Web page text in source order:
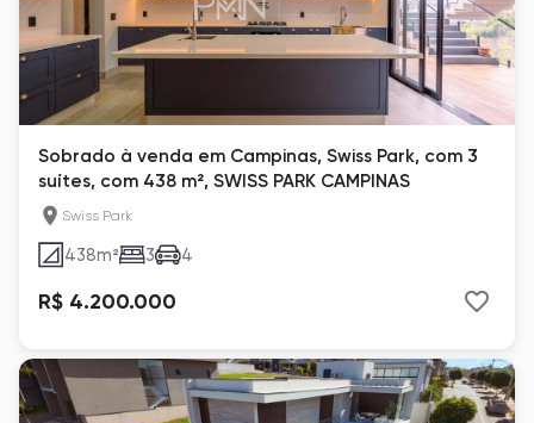
Sobrado à venda em Campinas, Swiss Park, com 3
suítes, com 438 m², SWISS PARK CAMPINAS
Swiss Park
438m² 3 4
R$ 4.200.000